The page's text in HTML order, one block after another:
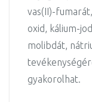
vas(II)-
oxid, kálium-
molibdát,
gyakorolhat.